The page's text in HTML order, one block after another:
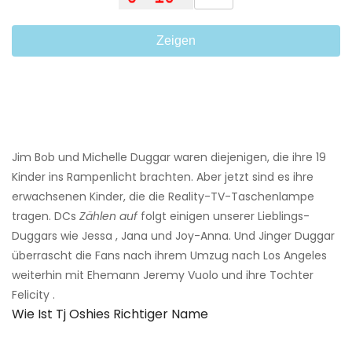
Zeigen
Jim Bob und Michelle Duggar waren diejenigen, die ihre 19
Kinder ins Rampenlicht brachten. Aber jetzt sind es ihre
erwachsenen Kinder, die die Reality-TV-Taschenlampe
tragen. DCs Zählen auffolgt einigen unserer Lieblings-
Duggars wie Jessa , Jana und Joy-Anna. Und Jinger Duggar
überrascht die Fans nach ihrem Umzug nach Los Angeles
weiterhin mit Ehemann Jeremy Vuolo und ihre Tochter
Felicity .
Wie Ist Tj Oshies Richtiger Name